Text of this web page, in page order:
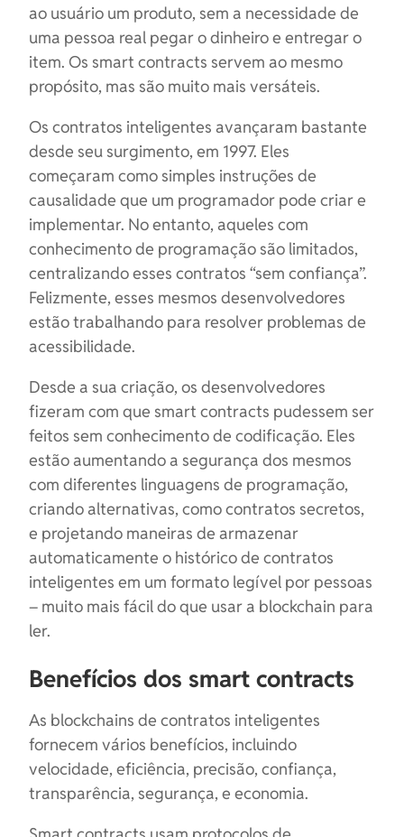
ao usuário um produto, sem a necessidade de
uma pessoa real pegar o dinheiro e entregar o
item. Os smart contracts servem ao mesmo
propósito, mas são muito mais versáteis.
Os contratos inteligentes avançaram bastante
desde seu surgimento, em 1997. Eles
começaram como simples instruções de
causalidade que um programador pode criar e
implementar. No entanto, aqueles com
conhecimento de programação são limitados,
centralizando esses contratos “sem confiança”.
Felizmente, esses mesmos desenvolvedores
estão trabalhando para resolver problemas de
acessibilidade.
Desde a sua criação, os desenvolvedores
fizeram com que smart contracts pudessem ser
feitos sem conhecimento de codificação. Eles
estão aumentando a segurança dos mesmos
com diferentes linguagens de programação,
criando alternativas, como contratos secretos,
e projetando maneiras de armazenar
automaticamente o histórico de contratos
inteligentes em um formato legível por pessoas
– muito mais fácil do que usar a blockchain para
ler.
Benefícios dos smart contracts
As blockchains de contratos inteligentes
fornecem vários benefícios, incluindo
velocidade, eficiência, precisão, confiança,
transparência, segurança, e economia.